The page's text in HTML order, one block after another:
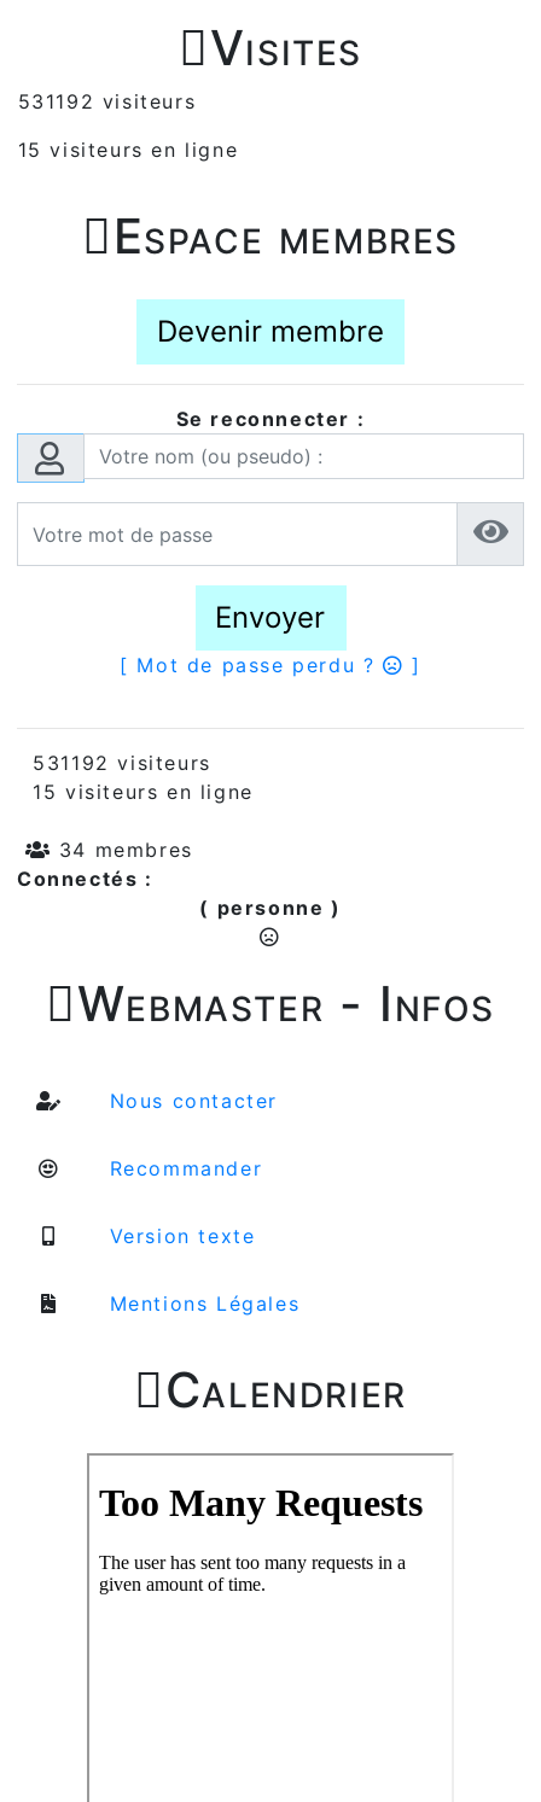
Visites
531192 visiteurs
15 visiteurs en ligne
Espace membres
Devenir membre
Se reconnecter :
Envoyer
[ Mot de passe perdu ? ]
531192 visiteurs
15 visiteurs en ligne
34 membres
Connectés :
( personne )
Webmaster - Infos
Nous contacter
Recommander
Version texte
Mentions Légales
Calendrier